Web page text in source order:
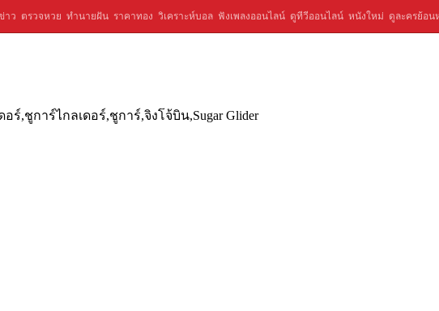
าว ตรวจหวย ทำนายฝัน ราคาทอง วิเคราะห์บอล ฟังเพลงออนไลน์ ดูทีวีออนไลน์ หนังใหม่ ดูละครย้อน
ร์,ชูการ์ไกลเดอร์,ชูการ์,จิงโจ้บิน,Sugar Glider